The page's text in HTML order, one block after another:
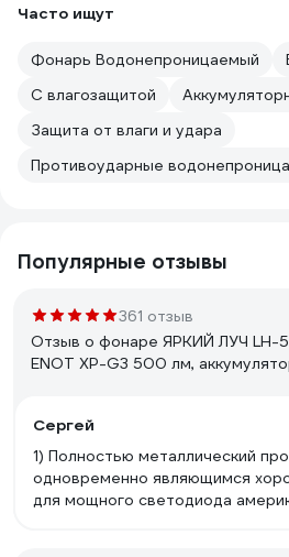
Часто ищут
Фонарь Водонепроницаемый
С влагозащитой
Защита от влаги и удара
Противоударные
Популярные отзывы
361 отзыв
Отзыв о фонаре ЯРКИЙ ЛУЧ LH-
ENOT XP-G3 500 лм,
Сергей
1) Полностью металлический
одновременно являющимся
для мощного светодиода